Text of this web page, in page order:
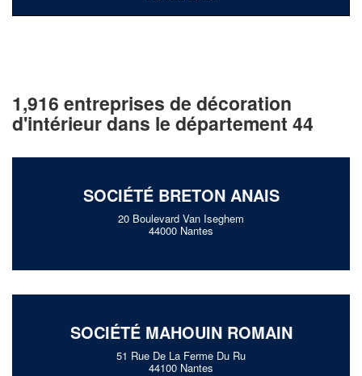
1,916 entreprises de décoration
d'intérieur dans le département 44
SOCIÉTÉ BRETON ANAIS
20 Boulevard Van Iseghem
44000 Nantes
SOCIÉTÉ MAHOUIN ROMAIN
51 Rue De La Ferme Du Ru
44100 Nantes